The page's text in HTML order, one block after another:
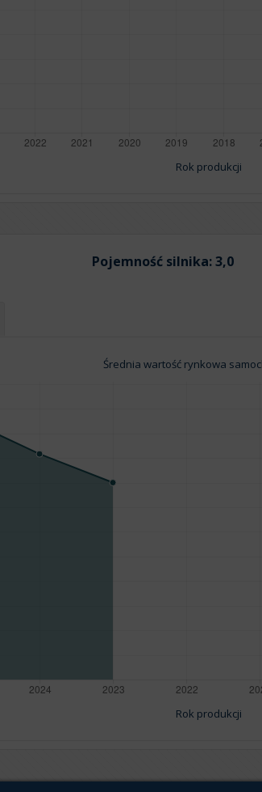
Rok produkcji
Pojemność silnika:3,0
Średnia wartość rynkowa
Rok produkcji